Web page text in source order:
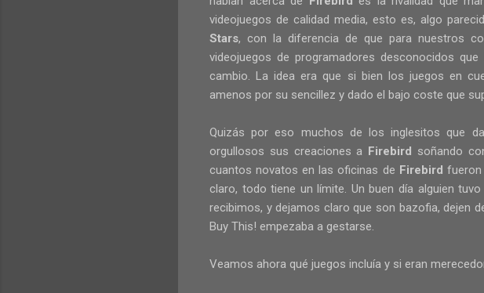
videojuegos de calidad media, esto es, algo
Stars, con la diferencia de que para nuestros
videojuegos de programadores desconocidos
cambio. La idea era que si bien los juegos en
amenos por su sencillez y dado el bajo coste que
Quizás por eso muchos de los inglesitos que
orgullosos sus creaciones a Firebird soñando
cuantos novatos en las oficinas de Firebird fueron
claro, todo tiene un límite. Un buen día alguien
recibimos, y dejamos claro que son bazofia, dejen
Buy This! empezaba a gestarse.
Veamos ahora qué juegos incluía y si eran